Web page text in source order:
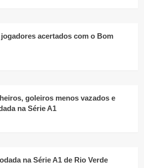
acertados com o Bom
goleiros menos vazados e
na Série A1
na Série A1 de Rio Verde